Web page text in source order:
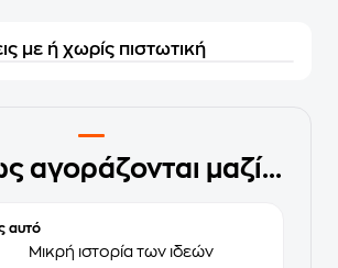
με ή χωρίς πιστωτική
αγοράζονται μαζί...
αυτό
Μικρή ιστορία των ιδεών